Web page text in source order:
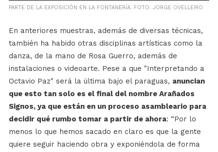
PARTE DE LA EXPOSICIÓN EN LA FONTANERÍA. FOTO: JORGE OVELLEIRO
En anteriores muestras, además de diversas técnicas,
también ha habido otras disciplinas artísticas como la
danza, de la mano de Rosa Guerro, además de
instalaciones o videoarte. Pese a que "Interpretando a
Octavio Paz" será la última bajo el paraguas, anuncian
que esto tan solo es el final del nombre Arañados
Signos, ya que están en un proceso asambleario para
decidir qué rumbo tomar a partir de ahora: “Por lo
menos lo que hemos sacado en claro es que la gente
quiere seguir haciendo obra y exponiéndola de forma